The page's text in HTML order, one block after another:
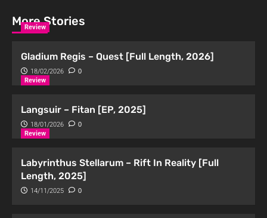
More Stories
Review
Gladium Regis – Quest [Full Length, 2026]
18/02/2026 0
Review
Langsuir – Fitan [EP, 2025]
18/01/2026 0
Review
Labyrinthus Stellarum – Rift In Reality [Full
Length, 2025]
14/11/2025 0